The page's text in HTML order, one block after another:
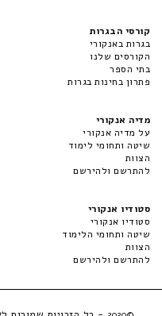
קורסי הבגרות
בגרות באנקורי
הקורסים שלנו
בתי הספר
פתרון בחינות בגרות
מדיה אנקורי
על מדיה אנקורי
שיטה ותחומי לימוד
הצוות
להתרשם ולהירשם
סטודיו אנקורי
סטודיו אנקורי
שיטה ותחומי הלימוד
הצוות
להתרשם ולהירשם